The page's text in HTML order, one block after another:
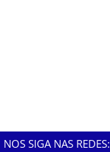
NOS SIGA NAS REDES: